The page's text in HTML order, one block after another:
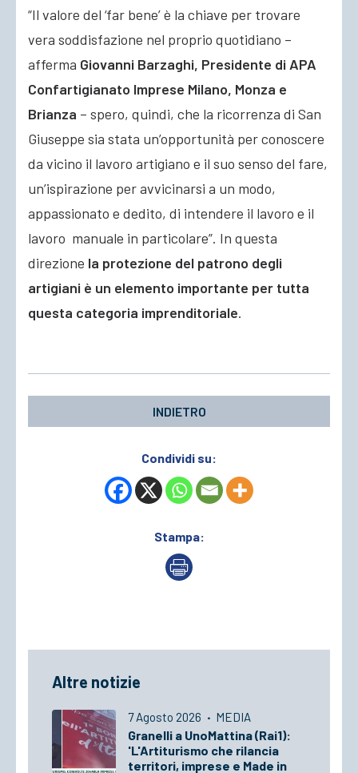
“Il valore del ‘far bene’ è la chiave per trovare
vera soddisfazione nel proprio quotidiano –
afferma Giovanni Barzaghi, Presidente di APA
Confartigianato Imprese Milano, Monza e
Brianza – spero, quindi, che la ricorrenza di San
Giuseppe sia stata un’opportunità per conoscere
da vicino il lavoro artigiano e il suo senso del fare,
un’ispirazione per avvicinarsi a un modo,
appassionato e dedito, di intendere il lavoro e il
lavoro manuale in particolare”. In questa
direzione la protezione del patrono degli
artigiani è un elemento importante per tutta
questa categoria imprenditoriale.
INDIETRO
Condividi su:
Stampa:
Altre notizie
7 Agosto 2026 · MEDIA
Granelli a UnoMattina (Rai1):
'L'Artiturismo che rilancia
territori, imprese e Made in